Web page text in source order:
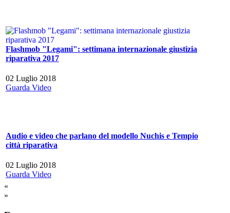
Flashmob "Legami": settimana internazionale giustizia
riparativa 2017
02 Luglio 2018
Guarda Video
Audio e video che parlano del modello Nuchis e Tempio
città riparativa
02 Luglio 2018
Guarda Video
«
»